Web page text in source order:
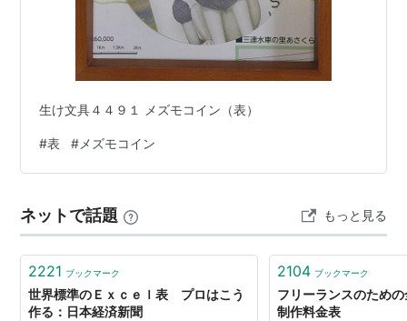
生け文具４４９１ メズモコイン（表）
#表 #メズモコイン
ネットで話題 もっと見る
2221 ブックマーク
世界標準のＥｘｃｅｌ表 プロはこう
作る：日本経済新聞
2104 ブックマーク
フリーランスのため
制作料金表